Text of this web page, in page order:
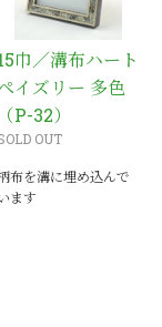
巾／溝布ハート
イズリー 多色
（P-32）
OUT
布を溝に埋め込んで
ます